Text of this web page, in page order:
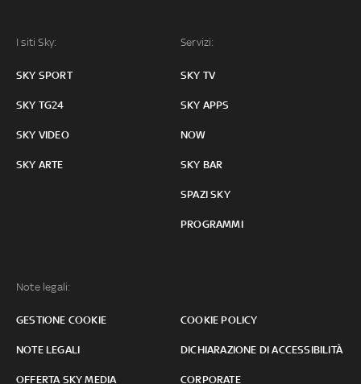
I siti Sky:
SKY SPORT
SKY TG24
SKY VIDEO
SKY ARTE
Servizi:
SKY TV
SKY APPS
NOW
SKY BAR
SPAZI SKY
PROGRAMMI
Note legali:
GESTIONE COOKIE COOKIE POLICY
NOTE LEGALI DICHIARAZIONE DI ACCESSIBILITÀ
OFFERTA SKY MEDIA CORPORATE